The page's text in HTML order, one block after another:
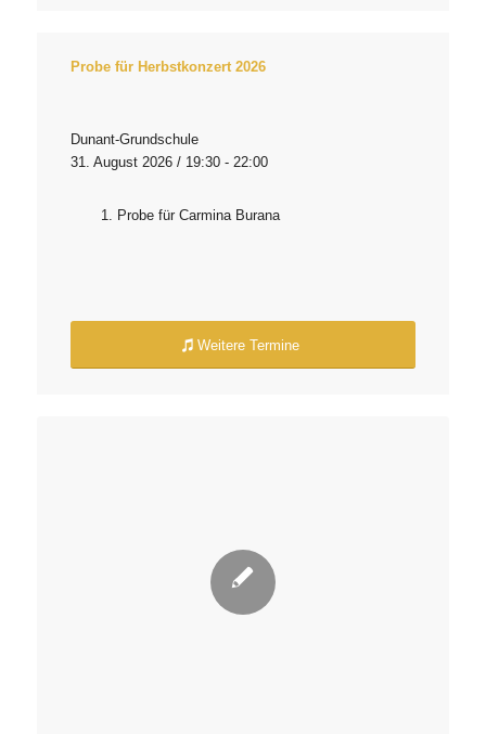
Probe für Herbstkonzert 2026
Dunant-Grundschule
31. August 2026 / 19:30 - 22:00
Probe für Carmina Burana
Weitere Termine